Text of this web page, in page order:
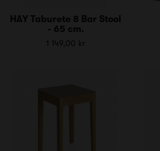
HAY Taburete 8 Bar Stool
- 65 cm.
1 149,00 kr